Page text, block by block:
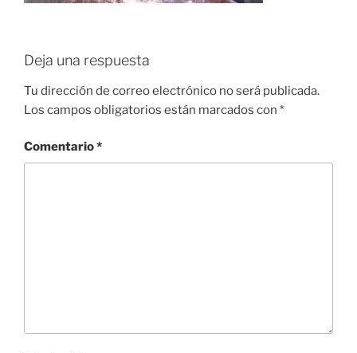
Deja una respuesta
Tu dirección de correo electrónico no será publicada.
Los campos obligatorios están marcados con *
Comentario*